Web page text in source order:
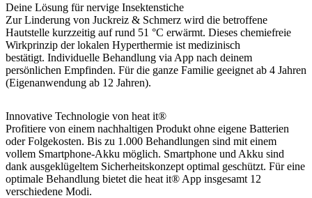
Deine Lösung für nervige Insektenstiche
Zur Linderung von Juckreiz & Schmerz wird die betroffene
Hautstelle kurzzeitig auf rund 51 °C erwärmt. Dieses chemiefreie
Wirkprinzip der lokalen Hyperthermie ist medizinisch
bestätigt. Individuelle Behandlung via App nach deinem
persönlichen Empfinden. Für die ganze Familie geeignet ab 4 Jahren
(Eigenanwendung ab 12 Jahren).
Innovative Technologie von heat it®
Profitiere von einem nachhaltigen Produkt ohne eigene Batterien
oder Folgekosten. Bis zu 1.000 Behandlungen sind mit einem
vollem Smartphone-Akku möglich. Smartphone und Akku sind
dank ausgeklügeltem Sicherheitskonzept optimal geschützt. Für eine
optimale Behandlung bietet die heat it® App insgesamt 12
verschiedene Modi.